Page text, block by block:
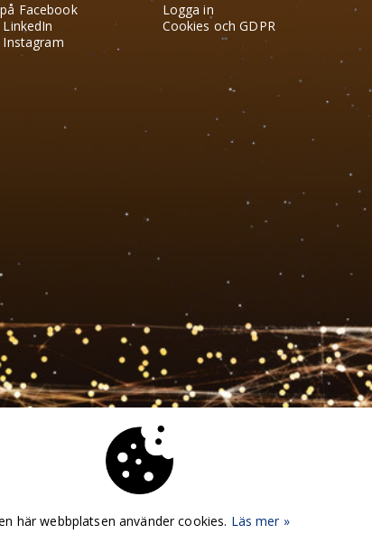
Facebook
Logga in
Cookies och GDPR
här webbplatsen använder cookies. Läs mer »